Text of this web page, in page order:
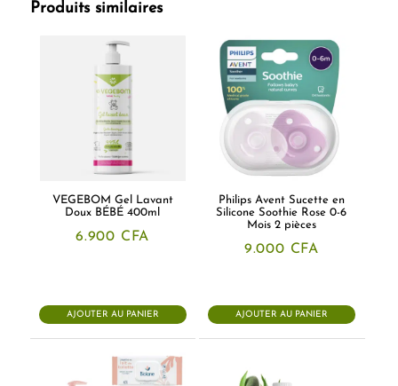
Produits similaires
VEGEBOM Gel Lavant
Doux BÉBÉ 400ml
6.900 CFA
AJOUTER AU PANIER
Philips Avent Sucette en
Silicone Soothie Rose 0-6
Mois 2 pièces
9.000 CFA
AJOUTER AU PANIER